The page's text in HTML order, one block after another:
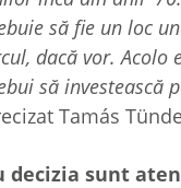
să fie un loc
dacă vor.
să investească
Tamás
decizia sunt